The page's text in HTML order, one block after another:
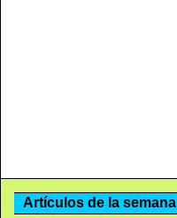
Artículos de la semana